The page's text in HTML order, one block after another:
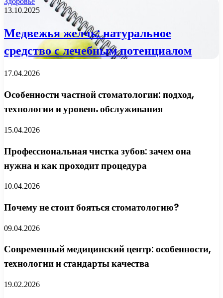
13.10.2025
Медвежья желчь: натуральное
средство с лечебным потенциалом
17.04.2026
Особенности частной стоматологии: подход,
технологии и уровень обслуживания
15.04.2026
Профессиональная чистка зубов: зачем она
нужна и как проходит процедура
10.04.2026
Почему не стоит бояться стоматологию?
09.04.2026
Современный медицинский центр: особенности,
технологии и стандарты качества
19.02.2026